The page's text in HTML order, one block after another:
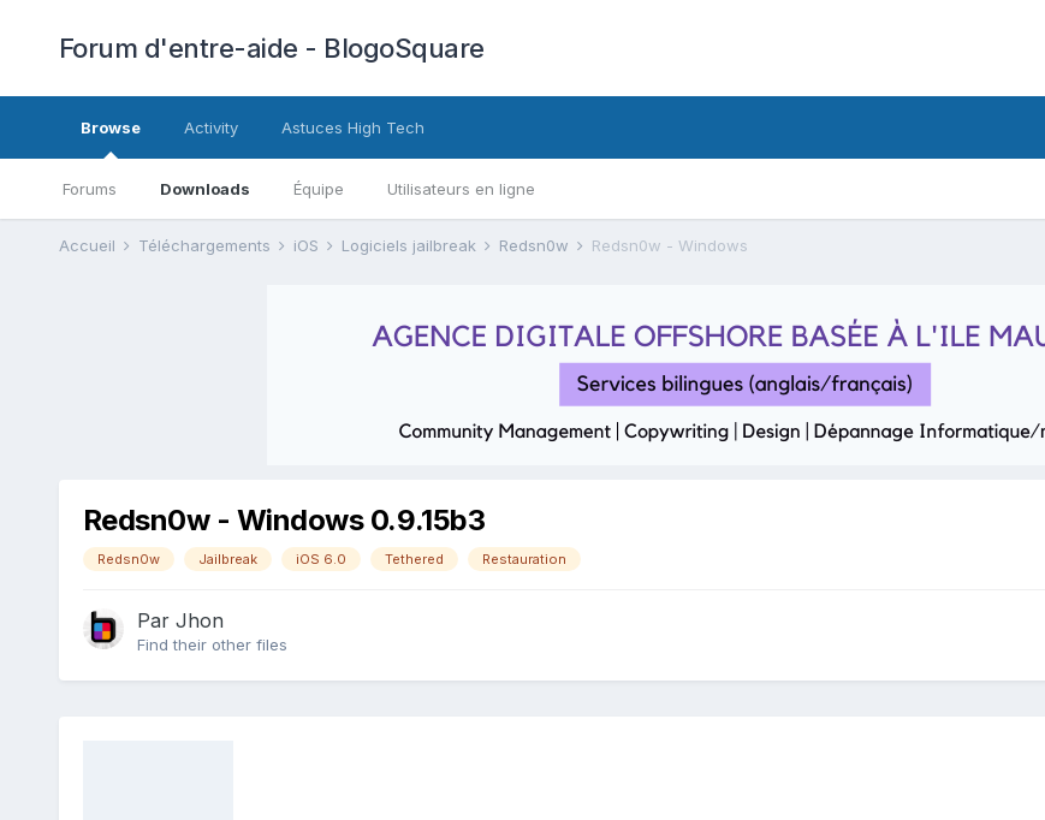
Forum d'entre-aide - BlogoSquare
Browse
Forums Downloads Équipe Utilisateurs en ligne
Activity Astuces High Tech
Accueil Téléchargements iOS Logiciels jailbreak Redsn0w Redsn0w - Windows
Redsn0w - Windows 0.9.15b3
Redsn0w Jailbreak iOS 6.0 Tethered Restauration
Par Jhon
Find their other files